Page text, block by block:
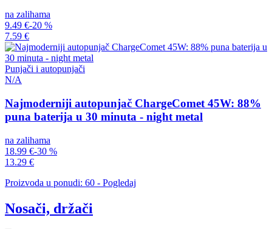
na zalihama
9.49 €-20 %
7.59 €
Punjači i autopunjači
N/A
Najmoderniji autopunjač ChargeComet 45W: 88%
puna baterija u 30 minuta - night metal
na zalihama
18.99 €-30 %
13.29 €
Proizvoda u ponudi: 60 - Pogledaj
Nosači, držači